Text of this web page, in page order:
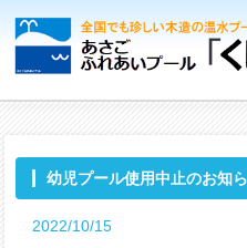
幼児プール使用中止のお知
2022/10/15